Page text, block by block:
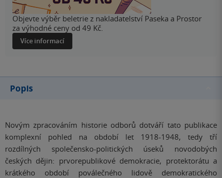
Objevte výběr beletrie z nakladatelství Paseka a Prostor
za výhodné ceny od 49 Kč.
Více informací
Popis
Novým zpracováním historie odborů dotváří tato publikace
komplexní pohled na období let 1918-1948, tedy tří
rozdílných společensko-politických úseků novodobých
českých dějin: prvorepublikové demokracie, protektorátu a
krátkého období poválečného lidově demokratického